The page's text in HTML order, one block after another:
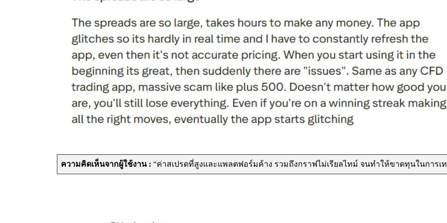
ความคิดเห็นจากผู้ใช้งาน : “ค่าสเปรดที่สูงและแพลตฟอร์มค้าง รวมถึงกราฟไม่เรียลไทม์ จนทำให้ขาดทุนในการเ